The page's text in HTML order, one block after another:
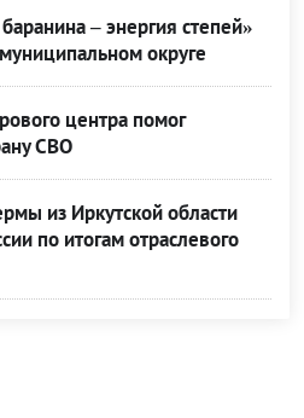
– энергия степей»
округе
центра помог
СВО
из Иркутской области
по итогам отраслевого